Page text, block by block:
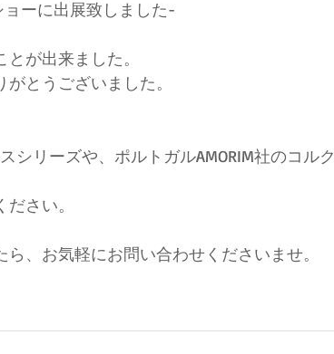
ーに出展致しました-
が出来ました。
とうございました。
シリーズや、ポルトガルAMORIM社のコルク
さい。
、お気軽にお問い合わせくださいませ。